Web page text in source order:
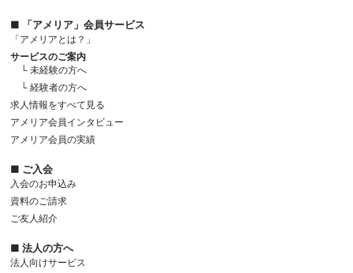
■ 「アメリア」会員サービス
「アメリアとは？」
サービスのご案内
└ 未経験の方へ
└ 経験者の方へ
求人情報をすべて見る
アメリア会員インタビュー
アメリア会員の実績
■ ご入会
入会のお申込み
資料のご請求
ご友人紹介
■ 法人の方へ
法人向けサービス